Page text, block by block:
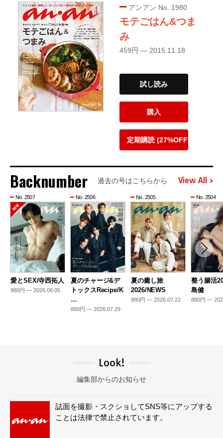
アンアン No. 1980
モテごはん&つま
み
459円 — 2015.11.18
試し読み
購入
定期購読 (27%OFF)
Backnumber 過去の号はこちらから View All
No. 2507
愛とSEX/寺西拓人
980円 — 2026.08.05
No. 2506
夏のチャージ&デ
トックスRecipe/K
…
880円 — 2026.07.29
No. 2505
夏の癒し旅
2026/NEWS
880円 — 2026.07.22
No. 2504
整う腸活
島健
880円 —
Look!
編集部からのお知らせ
誌面を撮影・スクショしてSNS等にアップする
ことは法律で禁止されています。